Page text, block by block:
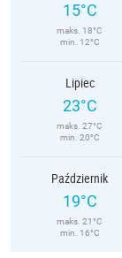
15°C
maks. 18°C
min. 12°C
Lipiec
23°C
maks. 27°C
min. 20°C
Październik
19°C
maks. 21°C
min. 16°C